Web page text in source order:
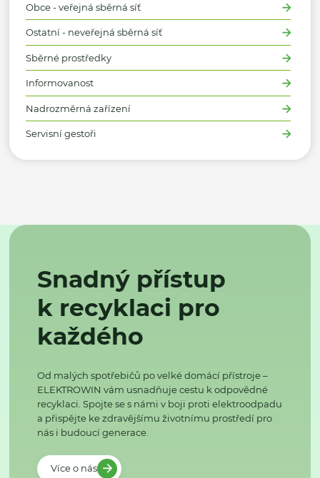
Obce - veřejná sběrná síť
Ostatní - neveřejná sběrná síť
Sběrné prostředky
Informovanost
Nadrozměrná zařízení
Servisní gestoři
Snadný přístup
k recyklaci pro
každého
Od malých spotřebičů po velké domácí přístroje –
ELEKTROWIN vám usnadňuje cestu k odpovědné
recyklaci. Spojte se s námi v boji proti elektroodpadu
a přispějte ke zdravějšímu životnímu prostředí pro
nás i budoucí generace.
Více o nás